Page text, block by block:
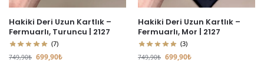
Hakiki Deri Uzun Kartlık –
Fermuarlı, Turuncu | 2127
(7)
749,90₺ 699,90₺
Hakiki Deri Uzun Kartlık –
Fermuarlı, Mor | 2127
(3)
749,90₺ 699,90₺